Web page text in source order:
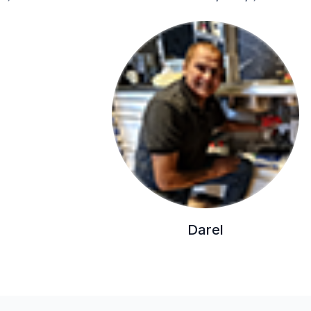
Zoweloffertes als
meestal eerst een betaald
Geheim 2: 5-sterren
Zodra wij een goede
voorgestelde afspraak
de MrFix-app. Vervolgens
informatie delen om te
en materialen meeneemt.
lossen.
Zelfs na deze grondige
eraan doet. Maak daarbij
Darel